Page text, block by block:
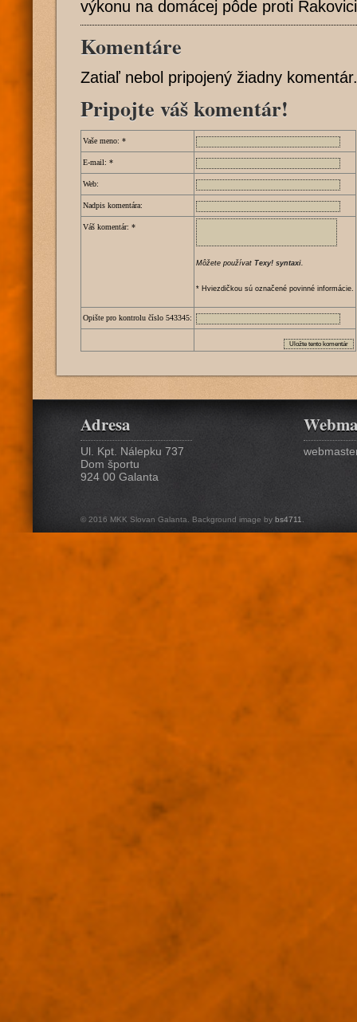
výkonu na domácej pôde proti
Komentáre
Zatiaľ nebol pripojený žiadny
Pripojte váš komentár!
Vaše meno: *
E-mail: *
Web:
Nadpis komentára:
Váš komentár: *
Môžete používat Texy! syntaxi.
* Hviezdičkou sú označené povinné informácie.
Opište pro kontrolu číslo 543345:
Adresa
Ul. Kpt. Nálepku 737
Dom športu
924 00 Galanta
© 2016 MKK Slovan Galanta. Background image by bs4711